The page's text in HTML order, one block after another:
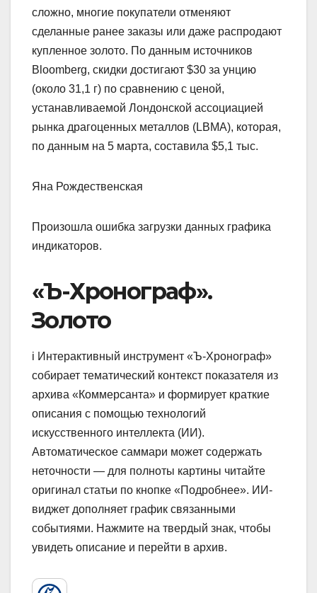
сложно, многие покупатели отменяют
сделанные ранее заказы или даже распродают
купленное золото. По данным источников
Bloomberg, скидки достигают $30 за унцию
(около 31,1 г) по сравнению с ценой,
устанавливаемой Лондонской ассоциацией
рынка драгоценных металлов (LBMA), которая,
по данным на 5 марта, составила $5,1 тыс.
Яна Рождественская
Произошла ошибка загрузки данных графика
индикаторов.
«Ъ-Хронограф».
Золото
i Интерактивный инструмент «Ъ-Хронограф»
собирает тематический контекст показателя из
архива «Коммерсанта» и формирует краткие
описания с помощью технологий
искусственного интеллекта (ИИ).
Автоматическое саммари может содержать
неточности — для полноты картины читайте
оригинал статьи по кнопке «Подробнее». ИИ-
виджет дополняет график связанными
событиями. Нажмите на твердый знак, чтобы
увидеть описание и перейти в архив.